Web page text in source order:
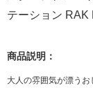
テーション RAK
商品説明：
大人の雰囲気が漂う